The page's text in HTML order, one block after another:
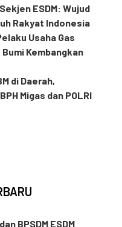
ESDM: Wujud
Rakyat Indonesia
Usaha Gas
Bumi Kembangkan
di Daerah,
Migas dan POLRI
BPSDM ESDM